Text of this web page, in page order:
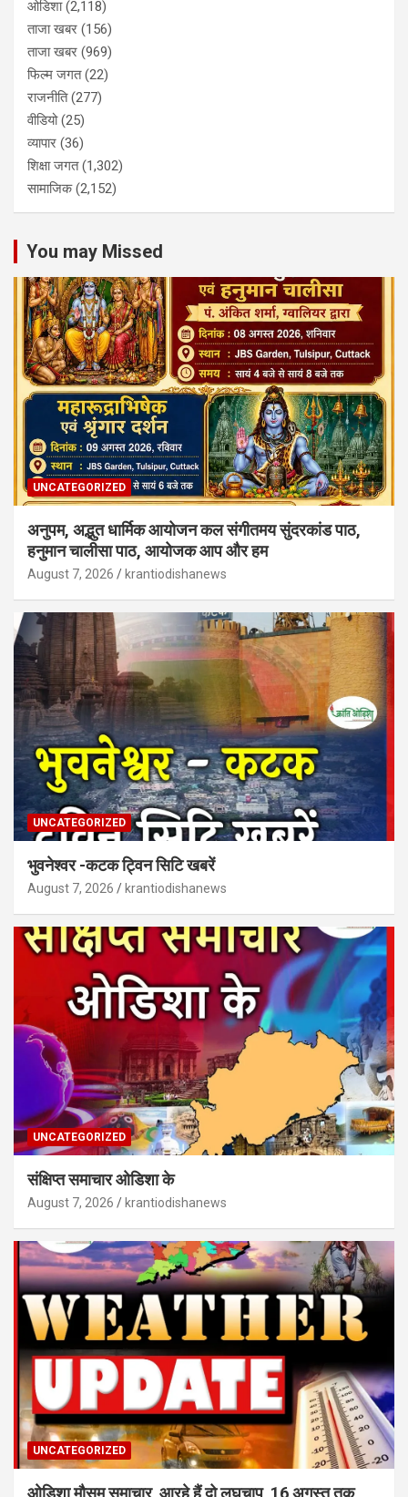
ओडिशा(2,118)
ताजा खबर (156)
ताजा खबर (969)
फिल्म जगत(22)
राजनीति(277)
वीडियो(25)
व्यापार (36)
शिक्षा जगत(1,302)
सामाजिक(2,152)
You may Missed
UNCATEGORIZED
अनुपम, अद्भुत धार्मिक आयोजन कल संगीतमय सुंदरकांड पाठ,
हनुमान चालीसा पाठ, आयोजक आप और हम
August 7, 2026 krantiodishanews
UNCATEGORIZED
भुवनेश्वर -कटक ट्विन सिटि खबरें
August 7, 2026 krantiodishanews
UNCATEGORIZED
संक्षिप्त समाचार ओडिशा के
August 7, 2026 krantiodishanews
UNCATEGORIZED